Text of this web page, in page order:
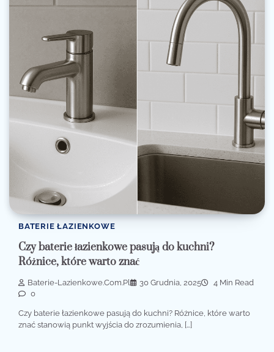
BATERIE ŁAZIENKOWE
Czy baterie łazienkowe pasują do kuchni?
Różnice, które warto znać
Baterie-Lazienkowe.com.pl 30 Grudnia, 2025
4 Min Read
0
Czy baterie łazienkowe pasują do kuchni? Różnice, które warto
znać stanowią punkt wyjścia do zrozumienia, […]